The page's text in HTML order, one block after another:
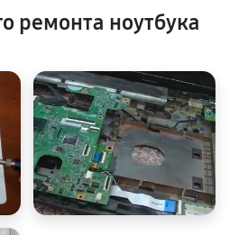
ремонта ноутбука